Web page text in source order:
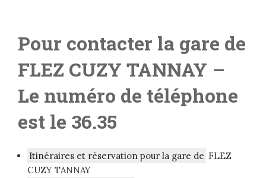
Pour contacter la gare de
FLEZ CUZY TANNAY –
Le numéro de téléphone
est le 36.35
Itinéraires et réservation pour la gare de FLEZ
CUZY TANNAY